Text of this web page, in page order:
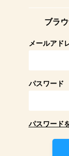
ブラ
メールアド
パスワード
パスワード